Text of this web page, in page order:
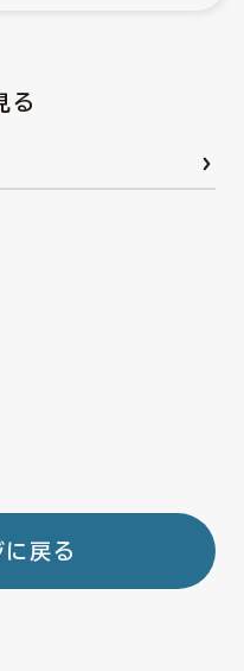
る
に戻る